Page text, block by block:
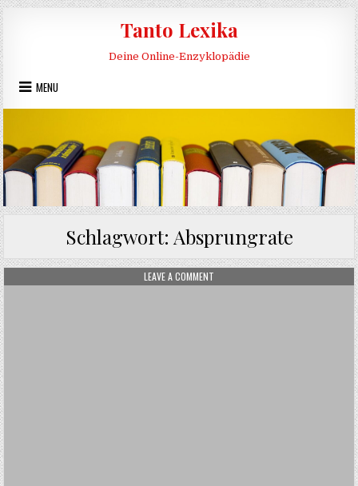
Skip to content
Tanto Lexika
Deine Online-Enzyklopädie
MENU
Schlagwort: Absprungrate
LEAVE A COMMENT